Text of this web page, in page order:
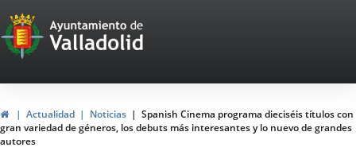
Portal
Web
del
Ayuntamiento
de
HomeActualidad Noticias
Spanish Cinema programa dieciséis títulos con
gran variedad de géneros, los debuts más interesantes y lo nuevo de grandes
autores